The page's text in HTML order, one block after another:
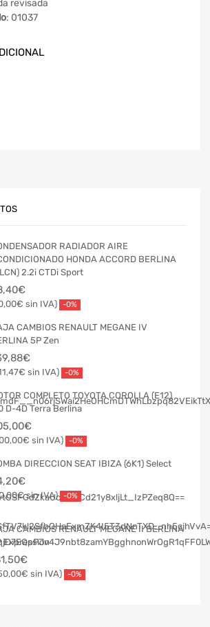
revisada
: 01037
RADIADOR AIRE
HONDA ACCORD BERLINA
2.2i CTDi Sport
€
€ -0%
CAMBIOS RENAULT MEGANE IV
5P Zen
€
€ -0%
COMPLETO TOYOTA COROLLA (E12)
D-4D Terra Berlina
€
€ -0%
DIRECCION SEAT IBIZA (6K1) Select
€
€ -0%
CAMBIOS RENAULT MEGANE II BERLINA
Expression
€
€ -0%